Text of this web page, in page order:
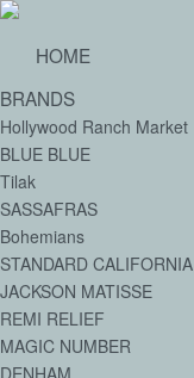
HOME
BRANDS
Hollywood Ranch Market
BLUE BLUE
Tilak
SASSAFRAS
Bohemians
STANDARD CALIFORNIA
JACKSON MATISSE
REMI RELIEF
MAGIC NUMBER
DENHAM